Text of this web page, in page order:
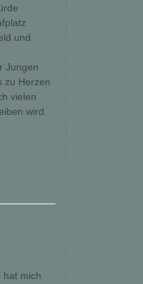
und
Jungen
zu Herzen
vielen
wird.
hat mich